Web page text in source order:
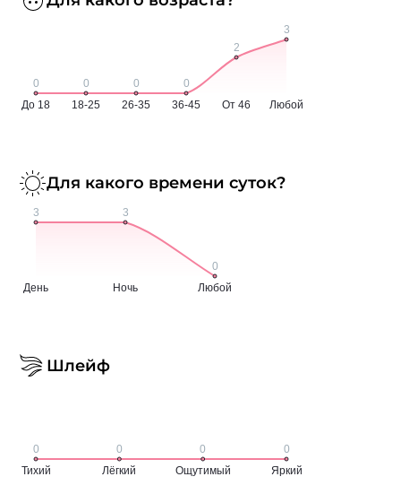
Для какого времени суток?
Шлейф